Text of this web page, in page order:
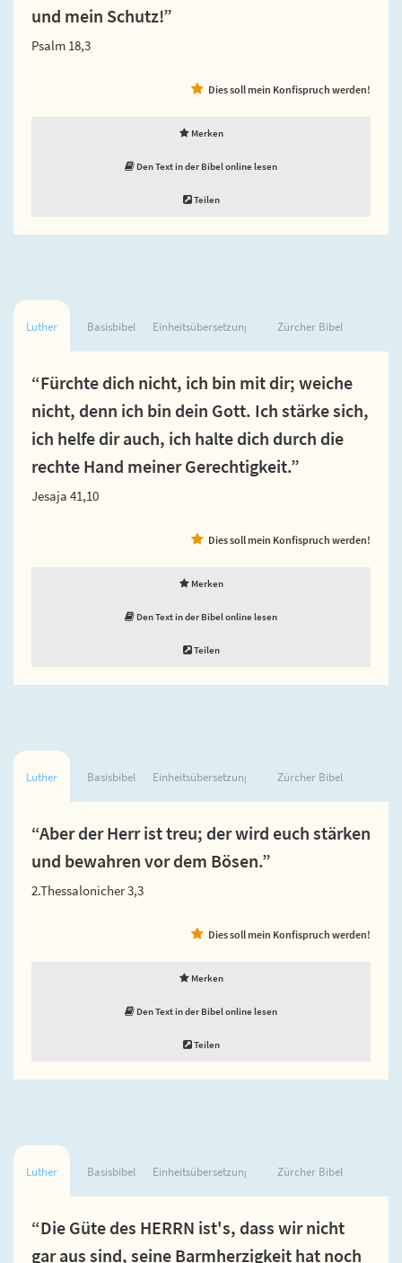
und mein Schutz!”
Psalm 18,3
Dies soll mein Konfispruch werden!
Merken
Den Text in der Bibel online lesen
Teilen
Luther Basisbibel Einheitsübersetzung Zürcher Bibel
“Fürchte dich nicht, ich bin mit dir; weiche
nicht, denn ich bin dein Gott. Ich stärke sich,
ich helfe dir auch, ich halte dich durch die
rechte Hand meiner Gerechtigkeit.”
Jesaja 41,10
Dies soll mein Konfispruch werden!
Merken
Den Text in der Bibel online lesen
Teilen
Luther Basisbibel Einheitsübersetzung Zürcher Bibel
“Aber der Herr ist treu; der wird euch stärken
und bewahren vor dem Bösen.”
2.Thessalonicher 3,3
Dies soll mein Konfispruch werden!
Merken
Den Text in der Bibel online lesen
Teilen
Luther Basisbibel Einheitsübersetzung Zürcher Bibel
“Die Güte des HERRN ist's, dass wir nicht
gar aus sind, seine Barmherzigkeit hat noch